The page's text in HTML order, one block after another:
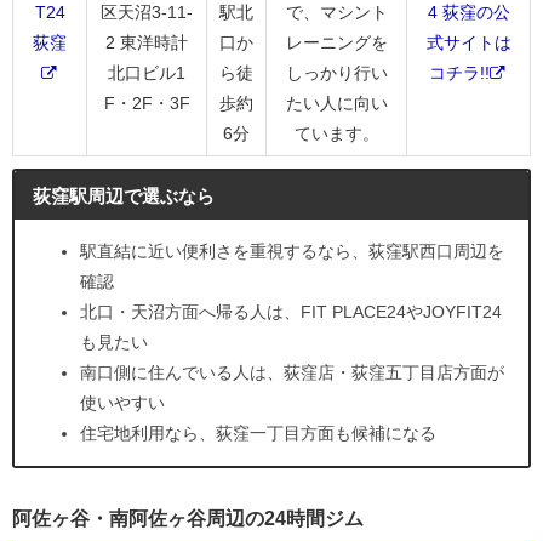
T24
荻窪
区天沼3-11-
2 東洋時計
北口ビル1
F・2F・3F
駅北
口か
ら徒
歩約
6分
で、マシント
レーニングを
しっかり行い
たい人に向い
ています。
4 荻窪の公
式サイトは
コチラ!!
荻窪駅周辺で選ぶなら
駅直結に近い便利さを重視するなら、荻窪駅西口周辺を
確認
北口・天沼方面へ帰る人は、FIT PLACE24やJOYFIT24
も見たい
南口側に住んでいる人は、荻窪店・荻窪五丁目店方面が
使いやすい
住宅地利用なら、荻窪一丁目方面も候補になる
阿佐ヶ谷・南阿佐ヶ谷周辺の24時間ジム